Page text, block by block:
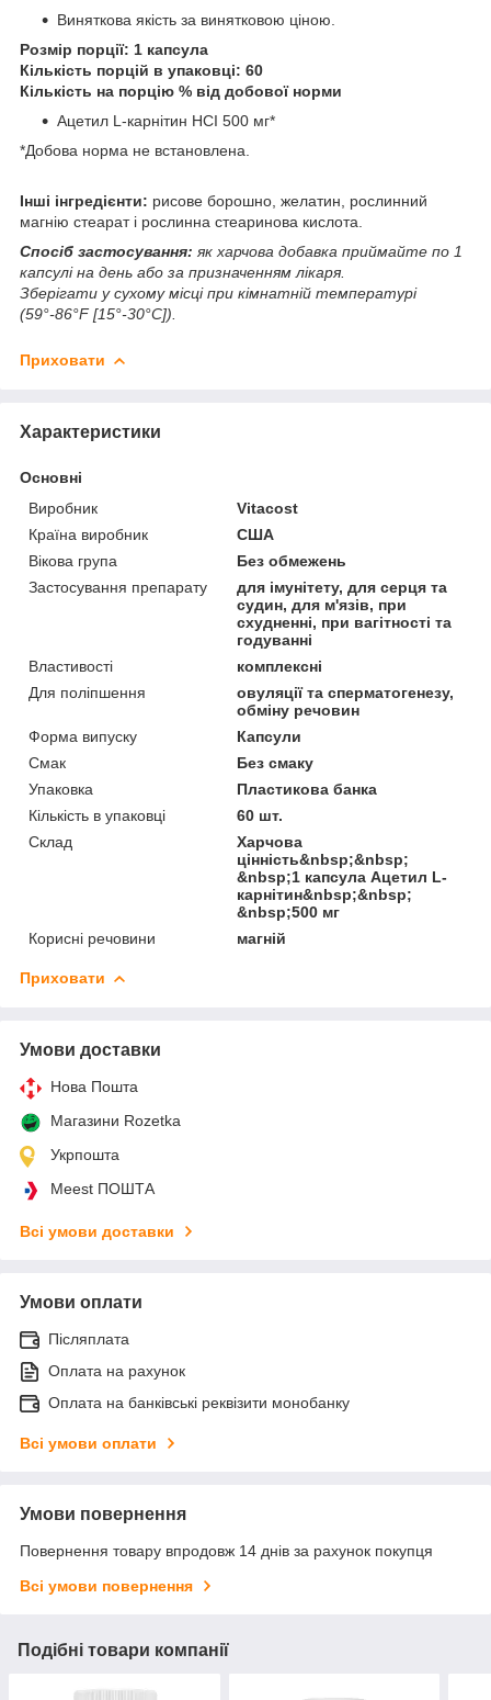
Виняткова якість за винятковою ціною.
Розмір порції: 1 капсула
Кількість порцій в упаковці: 60
Кількість на порцію % від добової норми
Ацетил L-карнітин HCI 500 мг*
*Добова норма не встановлена.
Інші інгредієнти: рисове борошно, желатин, рослинний
магнію стеарат і рослинна стеаринова кислота.
Спосіб застосування: як харчова добавка приймайте по 1
капсулі на день або за призначенням лікаря.
Зберігати у сухому місці при кімнатній температурі
(59°-86°F [15°-30°C]).
Приховати
Характеристики
Основні
Виробник
Vitacost
Країна виробник
США
Вікова група
Без обмежень
Застосування препарату
для імунітету, для серця та
судин, для м'язів, при
схудненні, при вагітності та
годуванні
Властивості
комплексні
Для поліпшення
овуляції та сперматогенезу,
обміну речовин
Форма випуску
Капсули
Смак
Без смаку
Упаковка
Пластикова банка
Кількість в упаковці
60 шт.
Склад
Харчова
цінність&nbsp;&nbsp;
&nbsp;1 капсула Ацетил L-
карнітин&nbsp;&nbsp;
&nbsp;500 мг
Корисні речовини
магній
Приховати
Умови доставки
Нова Пошта
Магазини Rozetka
Укрпошта
Meest ПОШТА
Всі умови доставки
Умови оплати
Післяплата
Оплата на рахунок
Оплата на банківські реквізити монобанку
Всі умови оплати
Умови повернення
Повернення товару впродовж 14 днів за рахунок покупця
Всі умови повернення
Подібні товари компанії